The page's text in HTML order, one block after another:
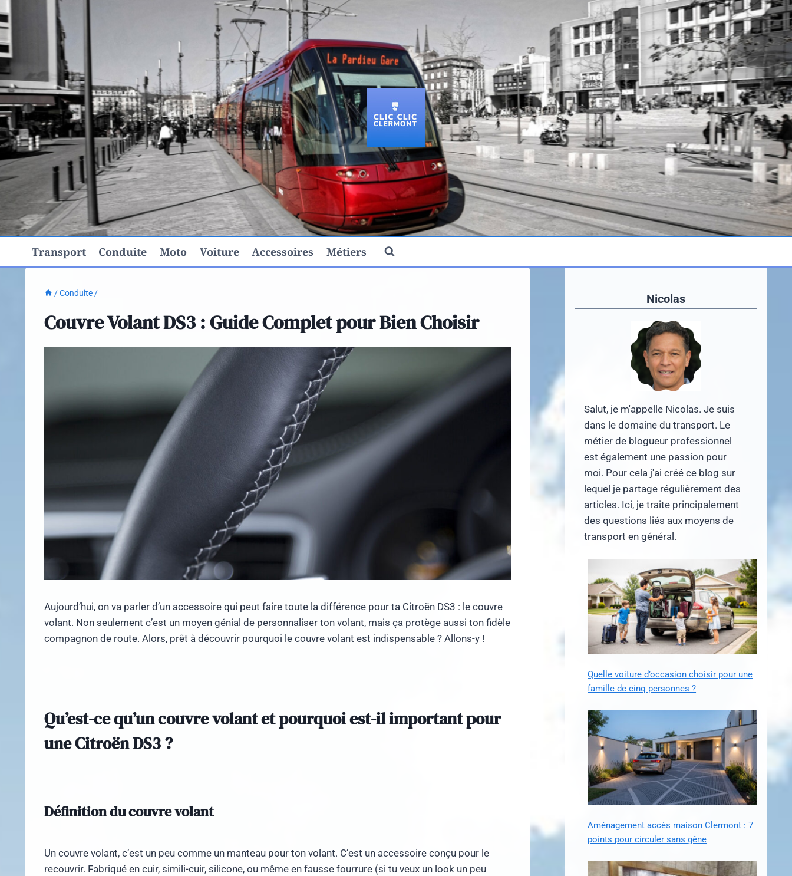
au
contenu
Transport Conduite Moto Voiture Accessoires Métiers
/ Conduite /
Couvre Volant DS3 : Guide Complet pour Bien Choisir
Aujourd’hui, on va parler d’un accessoire qui peut faire toute la différence pour ta Citroën DS3 : le couvre
volant. Non seulement c’est un moyen génial de personnaliser ton volant, mais ça protège aussi ton fidèle
compagnon de route. Alors, prêt à découvrir pourquoi le couvre volant est indispensable ? Allons-y !
Qu’est-ce qu’un couvre volant et pourquoi est-il important pour
une Citroën DS3 ?
Définition du couvre volant
Un couvre volant, c’est un peu comme un manteau pour ton volant. C’est un accessoire conçu pour le
recouvrir. Fabriqué en cuir, simili-cuir, silicone, ou même en fausse fourrure (si tu veux un look un peu
Nicolas
Salut, je m'appelle Nicolas. Je suis
dans le domaine du transport. Le
métier de blogueur professionnel
est également une passion pour
moi. Pour cela j'ai créé ce blog sur
lequel je partage régulièrement des
articles. Ici, je traite principalement
des questions liés aux moyens de
transport en général.
Quelle voiture d’occasion choisir pour une
famille de cinq personnes ?
Aménagement accès maison Clermont : 7
points pour circuler sans gêne